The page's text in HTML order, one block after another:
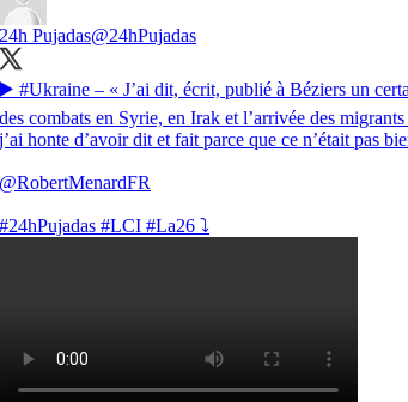
24h Pujadas@24hPujadas
▶️ #Ukraine – « J’ai dit, écrit, publié à Béziers un
des combats en Syrie, en Irak et l’arrivée des
j’ai honte d’avoir dit et fait parce que ce n’était pas
@RobertMenardFR
#24hPujadas #LCI #La26 ⤵️